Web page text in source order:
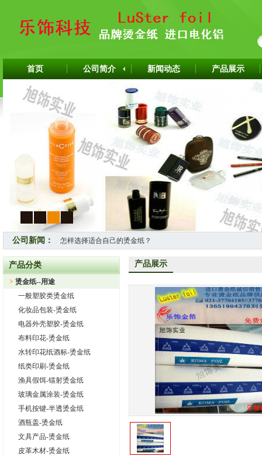
首页 公司简介 新闻动态 产品展示
4
公司新闻：
怎样选择适合自己的烫金纸？
热烈祝贺上海旭饰实业有限公司成为韩国ITW烫金纸华东区代理商
上海旭饰实业有限公司—日本东洋烫金纸TORAY烫金纸华东区总
热烈祝贺上海旭饰实业有限公司成为德国库尔兹烫金纸一级代理
热烈祝贺旭饰实业成为日本OIKE烫金纸尾池烫金纸华东区总代理
上海旭饰实业有限公司——进口烫金纸专业供应商
怎样选择进口烫金纸
上海旭饰实业有限公司 专业供应汽车中网烫金纸，汽车格栅烫金
产品分类
> 烫金纸--用途
一般塑胶类烫金纸
化妆品包装-烫金纸
电器外壳塑胶-烫金纸
布料印花-烫金纸
水转印花纸酒标-烫金纸
纸类印刷-烫金纸
渔具假饵-镭射烫金纸
玻璃金属涂装-烫金纸
手机按键-半透烫金纸
酒瓶盖-烫金纸
文具产品-烫金纸
皮革木材-烫金纸
产品展示